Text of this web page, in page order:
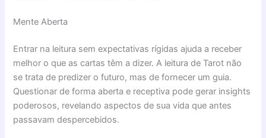
Mente Aberta
Entrar na leitura sem expectativas rígidas ajuda a receber
melhor o que as cartas têm a dizer. A leitura de Tarot não
se trata de predizer o futuro, mas de fornecer um guia.
Questionar de forma aberta e receptiva pode gerar insights
poderosos, revelando aspectos de sua vida que antes
passavam despercebidos.